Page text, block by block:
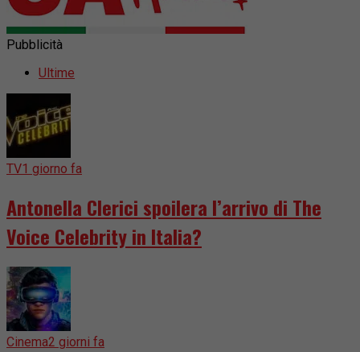
Pubblicità
Ultime
TV1 giorno fa
Antonella Clerici spoilera l’arrivo di The
Voice Celebrity in Italia?
Cinema2 giorni fa